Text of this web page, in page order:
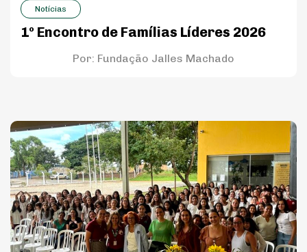
Notícias
1º Encontro de Famílias Líderes 2026
Por: Fundação Jalles Machado